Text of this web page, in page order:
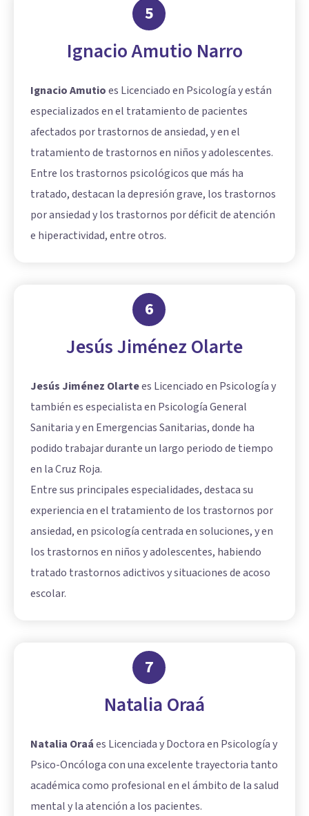
5
Ignacio Amutio Narro
Ignacio Amutioes Licenciado en Psicología y están
especializados en el tratamiento de pacientes
afectados por trastornos de ansiedad, y en el
tratamiento de trastornos en niños y adolescentes.
Entre los trastornos psicológicos que más ha
tratado, destacan la depresión grave, los trastornos
por ansiedad y los trastornos por déficit de atención
e hiperactividad, entre otros.
6
Jesús Jiménez Olarte
Jesús Jiménez Olartees Licenciado en Psicología y
también es especialista en Psicología General
Sanitaria y en Emergencias Sanitarias, donde ha
podido trabajar durante un largo periodo de tiempo
en la Cruz Roja.
Entre sus principales especialidades, destaca su
experiencia en el tratamiento de los trastornos por
ansiedad, en psicología centrada en soluciones, y en
los trastornos en niños y adolescentes, habiendo
tratado trastornos adictivos y situaciones de acoso
escolar.
7
Natalia Oraá
Natalia Oraáes Licenciada y Doctora en Psicología y
Psico-Oncóloga con una excelente trayectoria tanto
académica como profesional en el ámbito de la salud
mental y la atención a los pacientes.